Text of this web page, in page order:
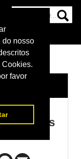
do nosso
favor
Lopes